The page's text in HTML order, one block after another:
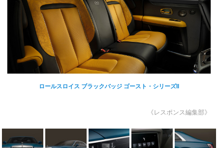
ロールスロイス ブラックバッジ ゴースト・シリーズII
《レスポンス編集部》